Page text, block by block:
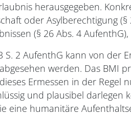
herausgegeben.
oder Asylberechtigung
(§ 26 Abs. 4
S. 2 AufenthG kann von
werden. Das BMI
Ermessen in der
und plausibel
eine humanitäre